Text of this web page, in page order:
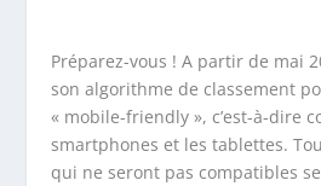
Préparez-vous ! A partir de mai
son algorithme de classement
« mobile-friendly », c’est-à-dire
smartphones et les tablettes.
qui ne seront pas compatibles